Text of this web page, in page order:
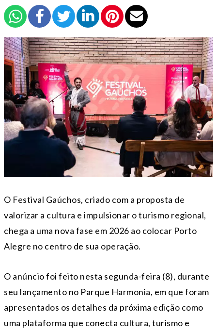
O Festival Gaúchos, criado com a proposta de
valorizar a cultura e impulsionar o turismo regional,
chega a uma nova fase em 2026 ao colocar Porto
Alegre no centro de sua operação.
O anúncio foi feito nesta segunda-feira (8), durante
seu lançamento no Parque Harmonia, em que foram
apresentados os detalhes da próxima edição como
uma plataforma que conecta cultura, turismo e